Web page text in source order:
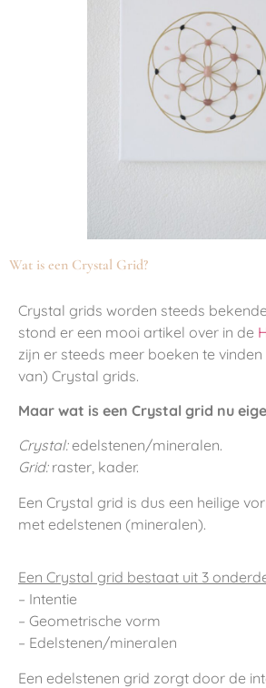
Wat is een Crystal Grid?
Crystal grids worden steeds
stond er een mooi artikel over in de
zijn er steeds meer boeken te
van) Crystal grids.
Maar wat is een Crystal grid nu
Crystal:edelstenen/mineralen.
Grid:raster, kader.
Een Crystal grid is dus een heilige
met edelstenen (mineralen).
Een Crystal grid bestaat uit 3
– Intentie
– Geometrische vorm
– Edelstenen/mineralen
Een edelstenen grid zorgt door de